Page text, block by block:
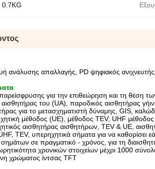
0.7KG
ανάλυσης απαλλαγής, PD ψηφιακός
για την επιθεώρηση και τη θέση
του (UA), παροδικός αισθητήρας
για το μετασχηματιστή δύναμης, GIS,
μέθοδος (UE), μέθοδος TEV, UHF μέθοδος
αισθητήρας αισθητήρων, TEV & UE,
TEV, υπερηχητικά σήματα για να καθορίσει
σε πραγματικό - χρόνος, για τη
χρονικών στοιχείων μέχρι 1000
χρώματος ίντσας TFT